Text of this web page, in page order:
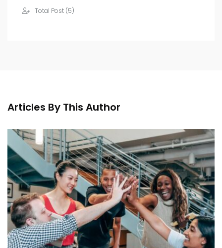
Total Post (5)
Articles By This Author